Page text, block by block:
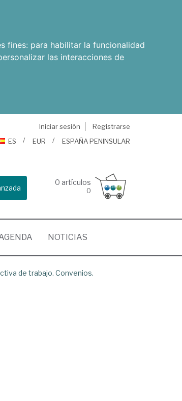
fines: para habilitar la funcionalidad
las interacciones de
Iniciar sesión
Registrarse
ES
EUR ESPAÑA PENINSULAR
0 artículos
0
NOTICIAS
de trabajo. Convenios.